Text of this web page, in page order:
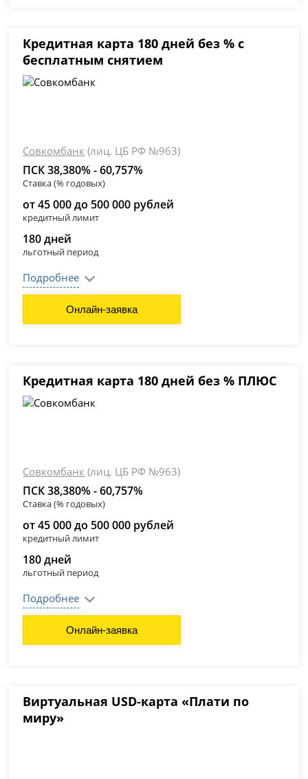
Кредитная карта 180 дней без % с
бесплатным снятием
Совкомбанк (лиц. ЦБ РФ №963)
ПСК 38,380% - 60,757%
Ставка (% годовых)
от 45 000 до 500 000 рублей
кредитный лимит
180 дней
льготный период
Подробнее
Онлайн-заявка
Кредитная карта 180 дней без % ПЛЮС
Совкомбанк (лиц. ЦБ РФ №963)
ПСК 38,380% - 60,757%
Ставка (% годовых)
от 45 000 до 500 000 рублей
кредитный лимит
180 дней
льготный период
Подробнее
Онлайн-заявка
Виртуальная USD-карта «Плати по
миру»